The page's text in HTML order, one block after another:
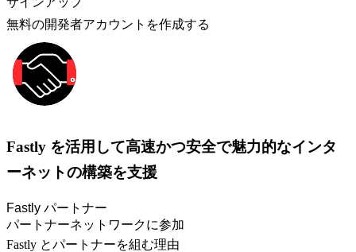
無料の開発者アカウントを作成する
Fastly を活用して高速かつ安全で魅力的なインタ
ーネットの構築を支援
Fastly パートナー
パートナーネットワークに参加
Fastly とパートナーを組む理由